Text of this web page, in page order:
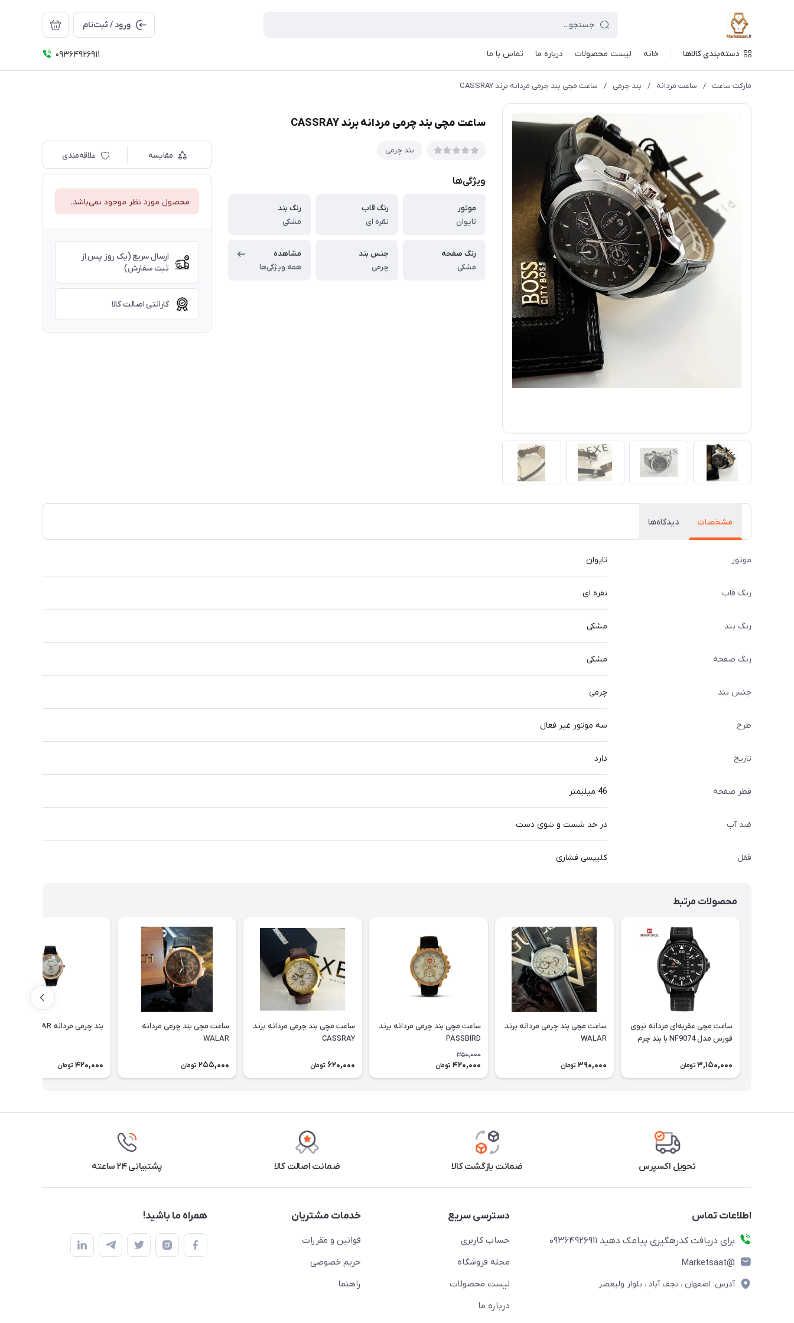
ورود / ثبت‌نام
دسته‌بندی کالاها خانه لیست محصولات درباره ما تماس با ما 09364926911
مارکت ساعت / ساعت مردانه / بند چرمی / ساعت مچی بند چرمی مردانه برند CASSRAY
ساعت مچی بند چرمی مردانه برند CASSRAY
بند چرمی
ویژگی‌ها
موتور
تایوان
رنگ قاب
نقره ای
رنگ بند
مشکی
رنگ صفحه
مشکی
جنس بند
چرمی
مشاهده
همه ویژگی‌ها
مقایسه علاقه‌مندی
محصول مورد نظر موجود نمی‌باشد.
ارسال سریع (یک روز پس از
ثبت سفارش)
گارانتی اصالت کالا
مشخصات دیدگاه‌ها
موتور تایوان
رنگ قاب نقره ای
رنگ بند مشکی
رنگ صفحه مشکی
جنس بند چرمی
طرح سه موتور غیر فعال
تاریخ دارد
قطر صفحه 46 میلیمتر
ضد آب در حد شست و شوی دست
قفل کلیپسی فشاری
محصولات مرتبط
ساعت مچی عقربه‌ای مردانه نیوی
فورس مدل NF9074 با بند چرم
3,150,000 تومان
ساعت مچی بند چرمی مردانه برند
WALAR
390,000 تومان
ساعت مچی بند چرمی مردانه برند
PASSBIRD
350,000
420,000 تومان
ساعت مچی بند چرمی مردانه برند
CASSRAY
620,000 تومان
ساعت مچی بند چرمی مردانه
WALAR
255,000 تومان
بند چرمی مردانه WALAR
420,000 تومان
تحویل اکسپرس ضمانت بازگشت کالا ضمانت اصالت کالا پشتیبانی ۲۴ ساعته
اطلاعات تماس
برای دریافت کدرهگیری پیامک دهید 09364926911
@Marketsaat
آدرس: اصفهان ، نجف آباد ، بلوار ولیعصر
دسترسی سریع
حساب کاربری
مجله فروشگاه
لیست محصولات
درباره ما
خدمات مشتریان
قوانین و مقررات
حریم خصوصی
راهنما
همراه ما باشید!